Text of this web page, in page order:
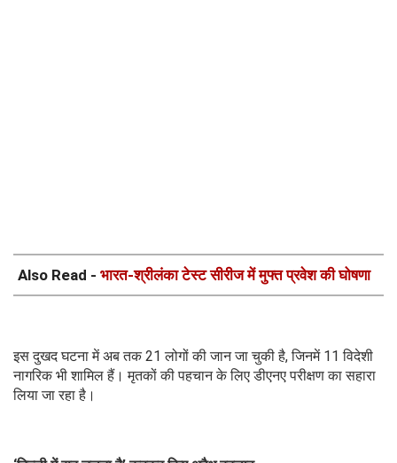
Also Read - भारत-श्रीलंका टेस्ट सीरीज में मुफ्त प्रवेश की घोषणा
इस दुखद घटना में अब तक 21 लोगों की जान जा चुकी है, जिनमें 11 विदेशी
नागरिक भी शामिल हैं। मृतकों की पहचान के लिए डीएनए परीक्षण का सहारा
लिया जा रहा है।